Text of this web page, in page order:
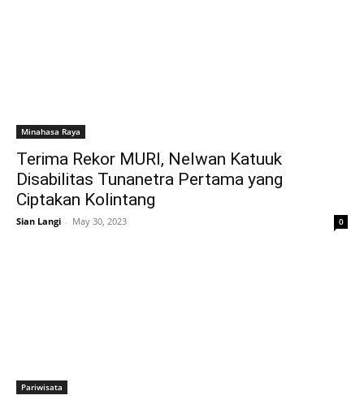
Minahasa Raya
Terima Rekor MURI, Nelwan Katuuk
Disabilitas Tunanetra Pertama yang
Ciptakan Kolintang
Sian Langi - May 30, 2023 0
Pariwisata